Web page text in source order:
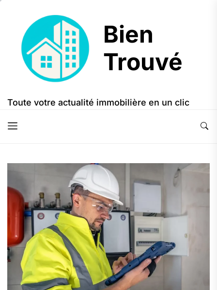
content
Bien
Trouvé
Bien
Trouvé
Toute votre actualité immobilière en un clic